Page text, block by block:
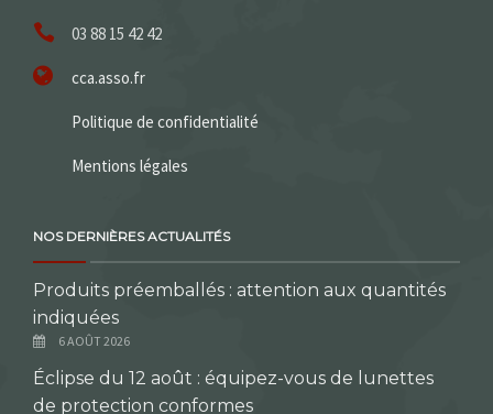
03 88 15 42 42
cca.asso.fr
Politique de confidentialité
Mentions légales
NOS DERNIÈRES ACTUALITÉS
Produits préemballés : attention aux quantités
indiquées
6 AOÛT 2026
Éclipse du 12 août : équipez-vous de lunettes
de protection conformes